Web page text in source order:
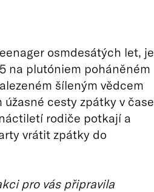
osmdesátých let, je
na plutóniem poháněném
šíleným vědcem
úžasné cesty zpátky v čase
rodiče potkají a
vrátit zpátky do
pro vás připravila